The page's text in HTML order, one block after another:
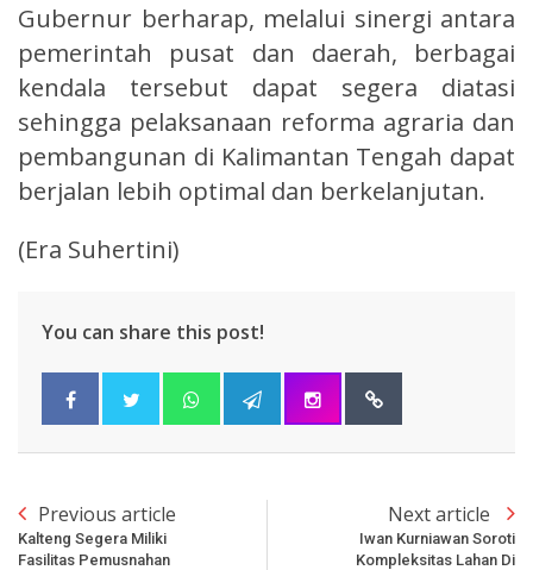
Gubernur berharap, melalui sinergi antara
pemerintah pusat dan daerah, berbagai
kendala tersebut dapat segera diatasi
sehingga pelaksanaan reforma agraria dan
pembangunan di Kalimantan Tengah dapat
berjalan lebih optimal dan berkelanjutan.
(Era Suhertini)
You can share this post!
Previous article
Kalteng Segera Miliki
Fasilitas Pemusnahan
Next article
Iwan Kurniawan Soroti
Kompleksitas Lahan Di